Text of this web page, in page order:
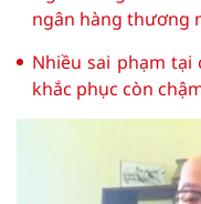
ngân hàng thương
Nhiều sai phạm tại
khắc phục còn